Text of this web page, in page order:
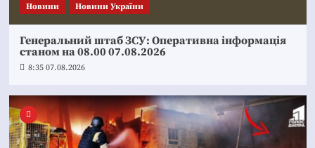
Новини Новини України
Генеральний штаб ЗСУ: Оперативна інформація
станом на 08.00 07.08.2026
8:35 07.08.2026